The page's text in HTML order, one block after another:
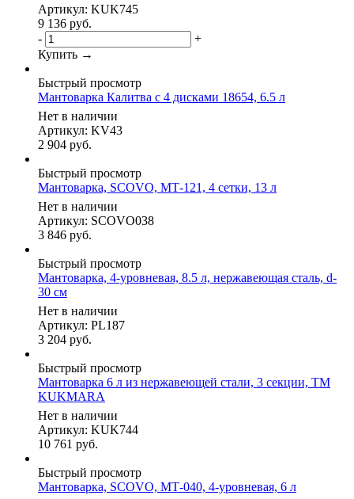
Артикул: KUK745
9 136 руб.
-
+
Купить →
Быстрый просмотр
Мантоварка Калитва с 4 дисками 18654, 6.5 л
Нет в наличии
Артикул: KV43
2 904 руб.
Быстрый просмотр
Мантоварка, SCOVO, МТ-121, 4 сетки, 13 л
Нет в наличии
Артикул: SCOVO038
3 846 руб.
Быстрый просмотр
Мантоварка, 4-уровневая, 8.5 л, нержавеющая сталь, d-
30 см
Нет в наличии
Артикул: PL187
3 204 руб.
Быстрый просмотр
Мантоварка 6 л из нержавеющей стали, 3 секции, ТМ
KUKMARA
Нет в наличии
Артикул: KUK744
10 761 руб.
Быстрый просмотр
Мантоварка, SCOVO, МТ-040, 4-уровневая, 6 л